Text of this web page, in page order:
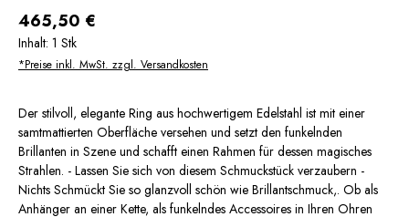
Regulärer Preis:
465,50 €
Inhalt: 1 Stk
*Preise inkl. MwSt. zzgl. Versandkosten
Der stilvoll, elegante Ring aus hochwertigem Edelstahl ist mit einer
samtmattierten Oberfläche versehen und setzt den funkelnden
Brillanten in Szene und schafft einen Rahmen für dessen magisches
Strahlen. - Lassen Sie sich von diesem Schmuckstück verzaubern -
Nichts Schmückt Sie so glanzvoll schön wie Brillantschmuck,. Ob als
Anhänger an einer Kette, als funkelndes Accessoires in Ihren Ohren